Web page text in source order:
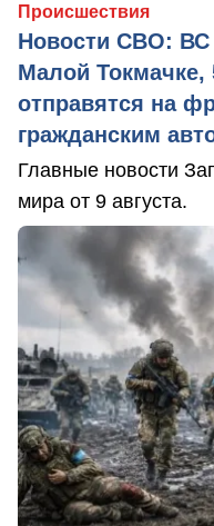
Происшествия
Новости СВО: ВС
Малой
отправятся на
гражданским
Главные новости
мира от 9 августа.